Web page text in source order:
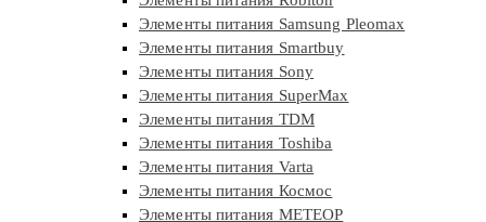
Элементы питания Samsung Pleomax
Элементы питания Smartbuy
Элементы питания Sony
Элементы питания SuperMax
Элементы питания TDM
Элементы питания Toshiba
Элементы питания Varta
Элементы питания Космос
Элементы питания МЕТЕОР